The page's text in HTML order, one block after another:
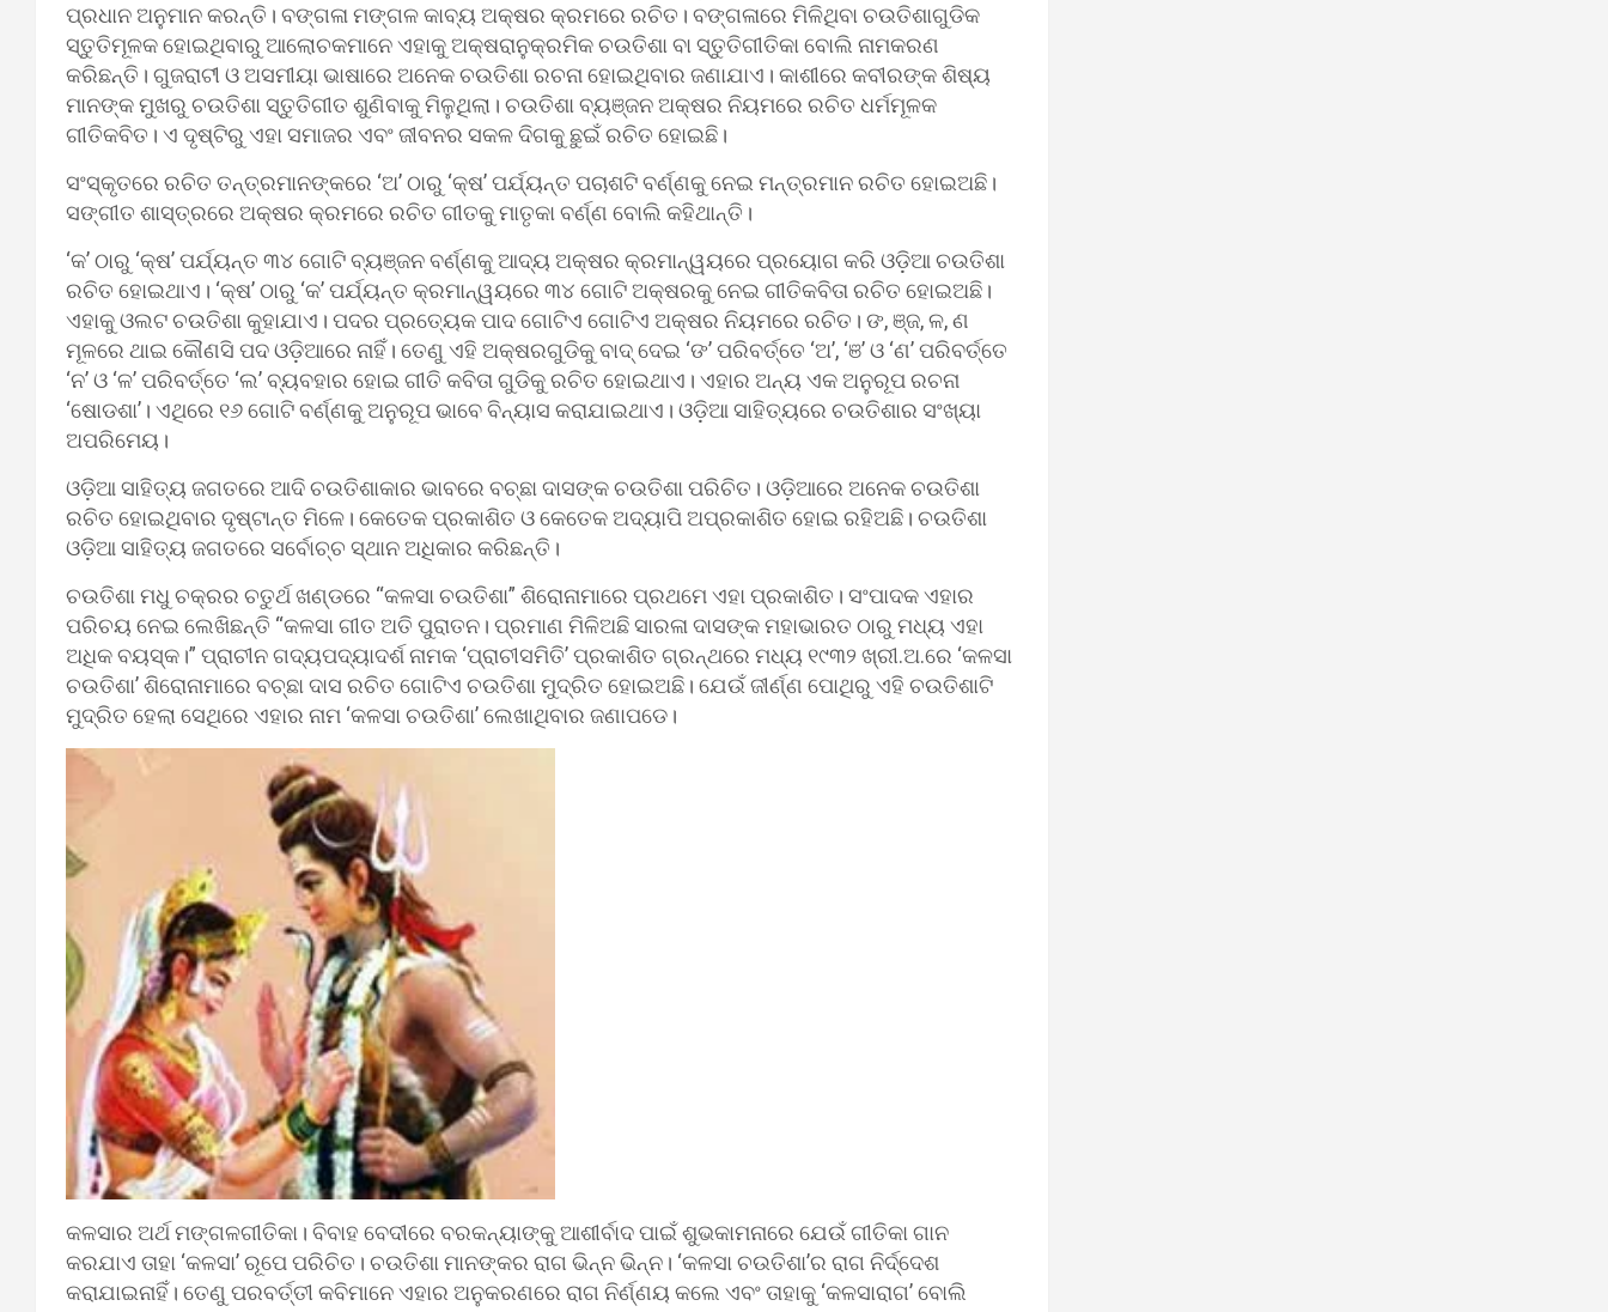
ପ୍ରଧାନ ଅନୁମାନ କରନ୍ତି। ବଙ୍ଗଳା ମଙ୍ଗଳ କାବ୍ୟ ଅକ୍ଷର କ୍ରମରେ ରଚିତ। ବଙ୍ଗଳାରେ ମିଳିଥିବା ଚଉତିଶାଗୁଡିକ
ସ୍ତୁତିମୂଳକ ହୋଇଥିବାରୁ ଆଲୋଚକମାନେ ଏହାକୁ ଅକ୍ଷରାନୁକ୍ରମିକ ଚଉତିଶା ବା ସ୍ତୁତିଗୀତିକା ବୋଲି ନାମକରଣ
କରିଛନ୍ତି। ଗୁଜରାଟୀ ଓ ଅସମୀୟା ଭାଷାରେ ଅନେକ ଚଉତିଶା ରଚନା ହୋଇଥିବାର ଜଣାଯାଏ। କାଶୀରେ କବୀରଙ୍କ ଶିଷ୍ୟ
ମାନଙ୍କ ମୁଖରୁ ଚଉତିଶା ସ୍ତୁତିଗୀତ ଶୁଣିବାକୁ ମିଳୁଥିଲା। ଚଉତିଶା ବ୍ୟଞ୍ଜନ ଅକ୍ଷର ନିୟମରେ ରଚିତ ଧର୍ମମୂଳକ
ଗୀତିକବିତ। ଏ ଦୃଷ୍ଟିରୁ ଏହା ସମାଜର ଏବଂ ଜୀବନର ସକଳ ଦିଗକୁ ଛୁଇଁ ରଚିତ ହୋଇଛି।
ସଂସ୍କୃତରେ ରଚିତ ତନ୍ତ୍ରମାନଙ୍କରେ ‘ଅ’ ଠାରୁ ‘କ୍ଷ’ ପର୍ଯ୍ୟନ୍ତ ପଚାଶଟି ବର୍ଣ୍ଣକୁ ନେଇ ମନ୍ତ୍ରମାନ ରଚିତ ହୋଇଅଛି।
ସଙ୍ଗୀତ ଶାସ୍ତ୍ରରେ ଅକ୍ଷର କ୍ରମରେ ରଚିତ ଗୀତକୁ ମାତୃକା ବର୍ଣ୍ଣ ବୋଲି କହିଥାନ୍ତି।
‘କ’ ଠାରୁ ‘କ୍ଷ’ ପର୍ଯ୍ୟନ୍ତ ୩୪ ଗୋଟି ବ୍ୟଞ୍ଜନ ବର୍ଣ୍ଣକୁ ଆଦ୍ୟ ଅକ୍ଷର କ୍ରମାନ୍ୱୟରେ ପ୍ରୟୋଗ କରି ଓଡ଼ିଆ ଚଉତିଶା
ରଚିତ ହୋଇଥାଏ। ‘କ୍ଷ’ ଠାରୁ ‘କ’ ପର୍ଯ୍ୟନ୍ତ କ୍ରମାନ୍ୱୟରେ ୩୪ ଗୋଟି ଅକ୍ଷରକୁ ନେଇ ଗୀତିକବିତା ରଚିତ ହୋଇଅଛି।
ଏହାକୁ ଓଲଟ ଚଉତିଶା କୁହାଯାଏ। ପଦର ପ୍ରତ୍ୟେକ ପାଦ ଗୋଟିଏ ଗୋଟିଏ ଅକ୍ଷର ନିୟମରେ ରଚିତ। ଙ, ଞ୍ଜ, ଳ, ଣ
ମୂଳରେ ଥାଇ କୌଣସି ପଦ ଓଡ଼ିଆରେ ନାହିଁ। ତେଣୁ ଏହି ଅକ୍ଷରଗୁଡିକୁ ବାଦ୍ ଦେଇ ‘ଙ’ ପରିବର୍ତ୍ତେ ‘ଅ’, ‘ଞ’ ଓ ‘ଣ’ ପରିବର୍ତ୍ତେ
‘ନ’ ଓ ‘ଳ’ ପରିବର୍ତ୍ତେ ‘ଲ’ ବ୍ୟବହାର ହୋଇ ଗୀତି କବିତା ଗୁଡିକୁ ରଚିତ ହୋଇଥାଏ। ଏହାର ଅନ୍ୟ ଏକ ଅନୁରୂପ ରଚନା
‘ଷୋଡଶା’। ଏଥିରେ ୧୬ ଗୋଟି ବର୍ଣ୍ଣକୁ ଅନୁରୂପ ଭାବେ ବିନ୍ୟାସ କରାଯାଇଥାଏ। ଓଡ଼ିଆ ସାହିତ୍ୟରେ ଚଉତିଶାର ସଂଖ୍ୟା
ଅପରିମେୟ।
ଓଡ଼ିଆ ସାହିତ୍ୟ ଜଗତରେ ଆଦି ଚଉତିଶାକାର ଭାବରେ ବଚ୍ଛା ଦାସଙ୍କ ଚଉତିଶା ପରିଚିତ। ଓଡ଼ିଆରେ ଅନେକ ଚଉତିଶା
ରଚିତ ହୋଇଥିବାର ଦୃଷ୍ଟାନ୍ତ ମିଳେ। କେତେକ ପ୍ରକାଶିତ ଓ କେତେକ ଅଦ୍ୟାପି ଅପ୍ରକାଶିତ ହୋଇ ରହିଅଛି। ଚଉତିଶା
ଓଡ଼ିଆ ସାହିତ୍ୟ ଜଗତରେ ସର୍ବୋଚ୍ଚ ସ୍ଥାନ ଅଧିକାର କରିଛନ୍ତି।
ଚଉତିଶା ମଧୁ ଚକ୍ରର ଚତୁର୍ଥ ଖଣ୍ଡରେ “କଳସା ଚଉତିଶା” ଶିରୋନାମାରେ ପ୍ରଥମେ ଏହା ପ୍ରକାଶିତ। ସଂପାଦକ ଏହାର
ପରିଚୟ ନେଇ ଲେଖିଛନ୍ତି “କଳସା ଗୀତ ଅତି ପୁରାତନ। ପ୍ରମାଣ ମିଳିଅଛି ସାରଳା ଦାସଙ୍କ ମହାଭାରତ ଠାରୁ ମଧ୍ୟ ଏହା
ଅଧିକ ବୟସ୍କ।” ପ୍ରାଚୀନ ଗଦ୍ୟପଦ୍ୟାଦର୍ଶ ନାମକ ‘ପ୍ରାଚୀସମିତି’ ପ୍ରକାଶିତ ଗ୍ରନ୍ଥରେ ମଧ୍ୟ ୧୯୩୨ ଖ୍ରୀ.ଅ.ରେ ‘କଳସା
ଚଉତିଶା’ ଶିରୋନାମାରେ ବଚ୍ଛା ଦାସ ରଚିତ ଗୋଟିଏ ଚଉତିଶା ମୁଦ୍ରିତ ହୋଇଅଛି। ଯେଉଁ ଜୀର୍ଣ୍ଣ ପୋଥିରୁ ଏହି ଚଉତିଶାଟି
ମୁଦ୍ରିତ ହେଲା ସେଥିରେ ଏହାର ନାମ ‘କଳସା ଚଉତିଶା’ ଲେଖାଥିବାର ଜଣାପଡେ।
କଳସାର ଅର୍ଥ ମଙ୍ଗଳଗୀତିକା। ବିବାହ ବେଦୀରେ ବରକନ୍ୟାଙ୍କୁ ଆଶୀର୍ବାଦ ପାଇଁ ଶୁଭକାମନାରେ ଯେଉଁ ଗୀତିକା ଗାନ
କରଯାଏ ତାହା ‘କଳସା’ ରୂପେ ପରିଚିତ। ଚଉତିଶା ମାନଙ୍କର ରାଗ ଭିନ୍ନ ଭିନ୍ନ। ‘କଳସା ଚଉତିଶା’ର ରାଗ ନିର୍ଦ୍ଦେଶ
କରାଯାଇନାହିଁ। ତେଣୁ ପରବର୍ତ୍ତୀ କବିମାନେ ଏହାର ଅନୁକରଣରେ ରାଗ ନିର୍ଣ୍ଣୟ କଲେ ଏବଂ ତାହାକୁ ‘କଳସାରାଗ’ ବୋଲି